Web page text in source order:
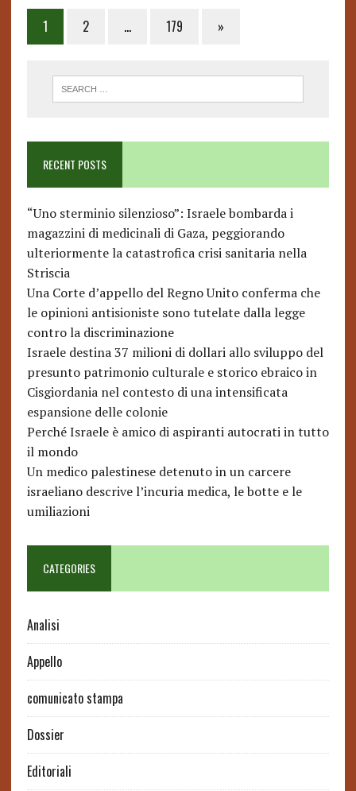
1 2 … 179 »
RECENT POSTS
“Uno sterminio silenzioso”: Israele bombarda i
magazzini di medicinali di Gaza, peggiorando
ulteriormente la catastrofica crisi sanitaria nella
Striscia
Una Corte d’appello del Regno Unito conferma che
le opinioni antisioniste sono tutelate dalla legge
contro la discriminazione
Israele destina 37 milioni di dollari allo sviluppo del
presunto patrimonio culturale e storico ebraico in
Cisgiordania nel contesto di una intensificata
espansione delle colonie
Perché Israele è amico di aspiranti autocrati in tutto
il mondo
Un medico palestinese detenuto in un carcere
israeliano descrive l’incuria medica, le botte e le
umiliazioni
CATEGORIES
Analisi
Appello
comunicato stampa
Dossier
Editoriali